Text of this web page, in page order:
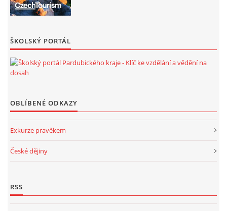
ŠKOLSKÝ PORTÁL
OBLÍBENÉ ODKAZY
Exkurze pravěkem
České dějiny
RSS